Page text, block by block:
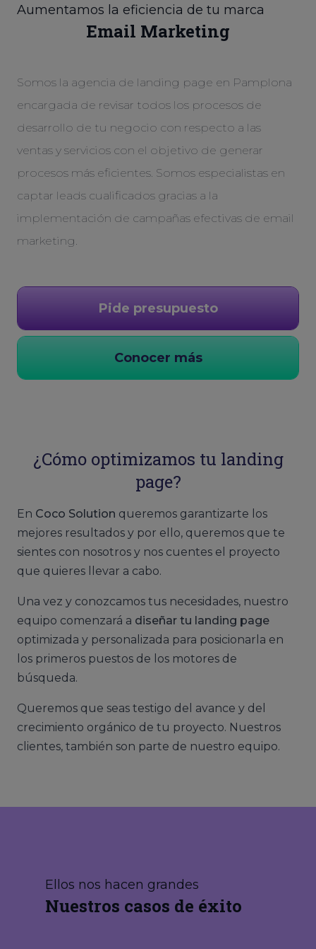
Aumentamos la eficiencia de tu marca
Email Marketing
Somos la agencia de landing page en Pamplona
encargada de revisar todos los procesos de
desarrollo de tu negocio con respecto a las
ventas y servicios con el objetivo de generar
procesos más eficientes. Somos especialistas en
captar leads cualificados gracias a la
implementación de campañas efectivas de email
marketing.
Pide presupuesto
Conocer más
¿Cómo optimizamos tu landing
page?
En Coco Solution queremos garantizarte los
mejores resultados y por ello, queremos que te
sientes con nosotros y nos cuentes el proyecto
que quieres llevar a cabo.
Una vez y conozcamos tus necesidades, nuestro
equipo comenzará a diseñar tu landing page
optimizada y personalizada para posicionarla en
los primeros puestos de los motores de
búsqueda.
Queremos que seas testigo del avance y del
crecimiento orgánico de tu proyecto. Nuestros
clientes, también son parte de nuestro equipo.
Ellos nos hacen grandes
Nuestros casos de éxito